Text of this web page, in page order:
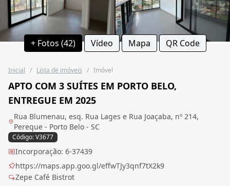
+ Fotos (42) Vídeo Mapa QR Code
Inicial / Lista de imóveis / Imóvel
APTO COM 3 SUÍTES EM PORTO BELO,
ENTREGUE EM 2025
Rua Blumenau, esq. Rua Lages e Rua Joaçaba, nº 214,
Pereque - Porto Belo - SC
Código: V3677
Incorporação: 6-37439
https://maps.app.goo.gl/effwTJy3qnf7tX2k9
Zepe Café Bistrot